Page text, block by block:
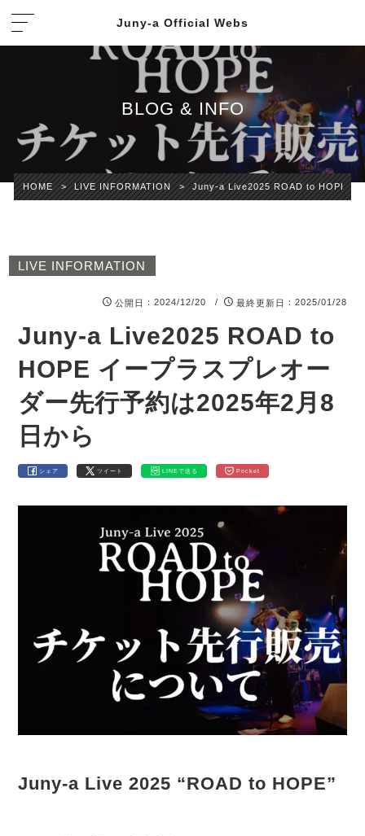
Juny-a Official Webs
BLOG & INFO
HOME > LIVE INFORMATION > Juny-a Live2025 ROAD to HOPE イ
LIVE INFORMATION
公開日 ：2024/12/20 / 最終更新日 ：2025/01/28
Juny-a Live2025 ROAD to
HOPE イープラスプレオー
ダー先行予約は2025年2月8
日から
シェア ツイート LINEで送る Pocket
Juny-a Live 2025 “ROAD to HOPE”